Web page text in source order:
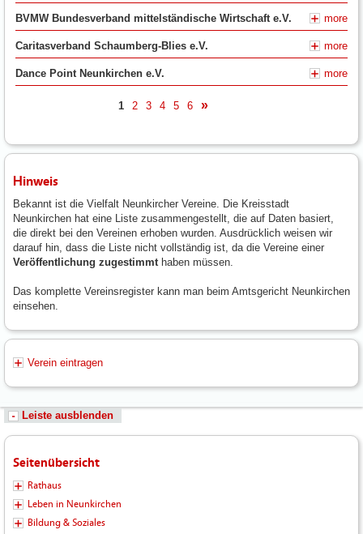
BVMW Bundesverband mittelständische Wirtschaft e.V. more
Caritasverband Schaumberg-Blies e.V. more
Dance Point Neunkirchen e.V. more
1 2 3 4 5 6 nächste
Hinweis
Bekannt ist die Vielfalt Neunkircher Vereine. Die Kreisstadt
Neunkirchen hat eine Liste zusammengestellt, die auf Daten basiert,
die direkt bei den Vereinen erhoben wurden. Ausdrücklich weisen wir
darauf hin, dass die Liste nicht vollständig ist, da die Vereine einer
Veröffentlichung zugestimmthaben müssen.
Das komplette Vereinsregister kann man beim Amtsgericht Neunkirchen
einsehen.
Verein eintragen
Leiste ausblenden
Seitenübersicht
Rathaus
Leben in Neunkirchen
Bildung & Soziales